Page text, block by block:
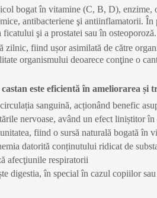
bogat în vitamine (C, B, D),
antibacteriene şi antiinflamatorii.
ficatului şi a prostatei sau în
zilnic, fiind ușor asimilată de către
organismului deoarece conţine o
este eficientă în ameliorarea și
sanguină, acționând benefic
nervoase, având un efect liniștitor
fiind o sursă naturală bogată în
datorită conținutului ridicat de
afecţiunile respiratorii
digestia, în special în cazul copiilor